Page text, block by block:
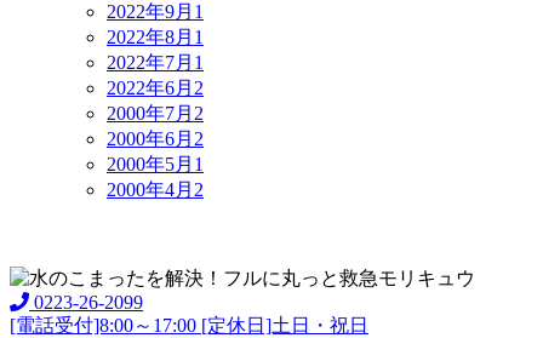
2022年9月 1
2022年8月 1
2022年7月 1
2022年6月 2
2000年7月 2
2000年6月 2
2000年5月 1
2000年4月 2
0223-26-2099
[電話受付]8:00～17:00 [定休日]土日・祝日